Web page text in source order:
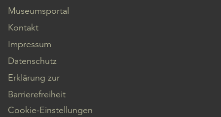
Museumsportal
Kontakt
Impressum
Datenschutz
Erklärung zur
Barrierefreiheit
Cookie-Einstellungen